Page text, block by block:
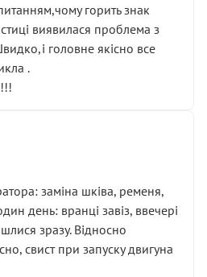
горить знак
виявилася проблема з
головне якісно все
.
заміна шківа, ременя,
день: вранці завіз, ввечері
зразу. Відносно
свист при запуску двигуна